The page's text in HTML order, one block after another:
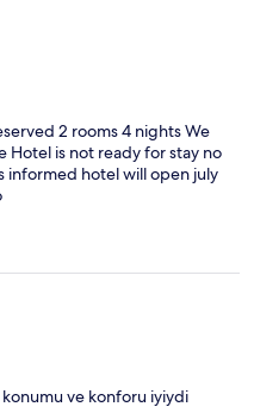
2 rooms 4 nights We
Hotel is not ready for stay no
informed hotel will open july
konumu ve konforu iyiydi